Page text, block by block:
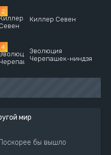
Киллер Севен
Эволюция
Черепашек-ниндзя
мир
бы вышло